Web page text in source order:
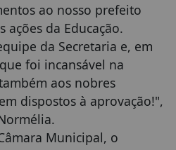
ao nosso prefeito
da Educação.
da Secretaria e, em
foi incansável na
aos nobres
dispostos à aprovação!",
Municipal, o